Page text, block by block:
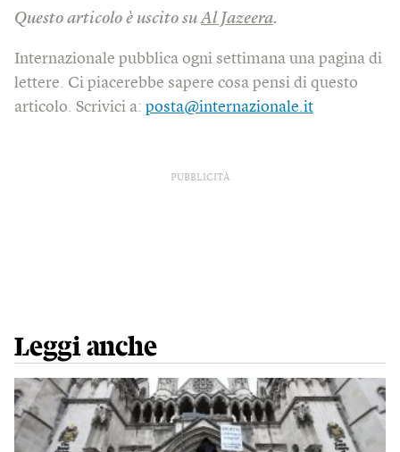
Questo articolo è uscito suAl Jazeera.
Internazionale pubblica ogni settimana una pagina di
lettere. Ci piacerebbe sapere cosa pensi di questo
articolo. Scrivici a: posta@internazionale.it
PUBBLICITÀ
Leggi anche